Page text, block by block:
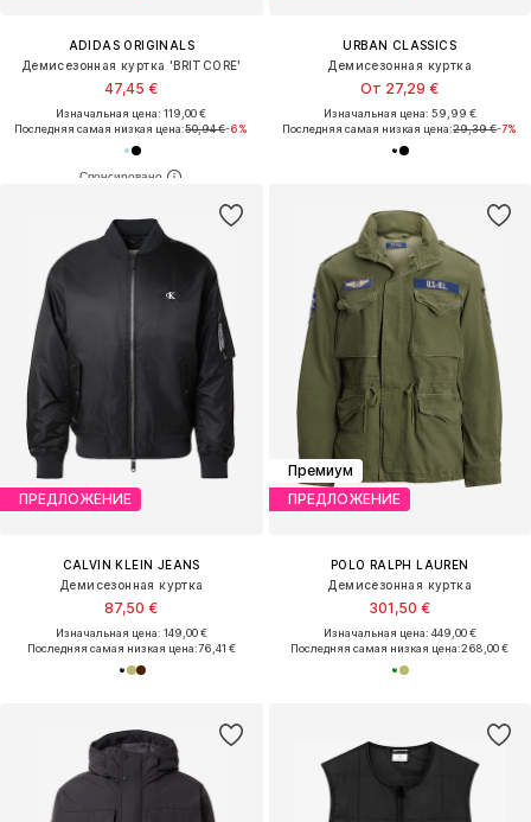
ADIDAS ORIGINALS
Демисезонная куртка 'BRITCORE'
47,45 €
Изначальная цена: 119,00 €
Последняя самая низкая цена:50,94 €-6%
URBAN CLASSICS
Демисезонная куртка
От 27,29 €
Изначальная цена: 59,99 €
Последняя самая низкая цена:29,39 €-7%
ПРЕДЛОЖЕНИЕ
CALVIN KLEIN JEANS
Демисезонная куртка
87,50 €
Изначальная цена: 149,00 €
Последняя самая низкая цена:76,41 €
Премиум
ПРЕДЛОЖЕНИЕ
POLO RALPH LAUREN
Демисезонная куртка
301,50 €
Изначальная цена: 449,00 €
Последняя самая низкая цена:268,00 €